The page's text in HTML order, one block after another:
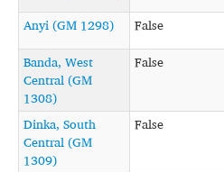
Anyi (GM 1298)
False
Banda, West
Central (GM
1308)
False
Dinka, South
Central (GM
1309)
False